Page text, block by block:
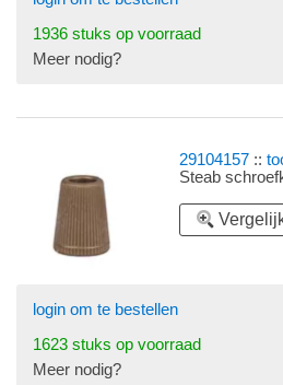
1936 stuks op voorraad
Meer nodig?
29104157 ::
Steab
login om te bestellen
1623 stuks op voorraad
Meer nodig?